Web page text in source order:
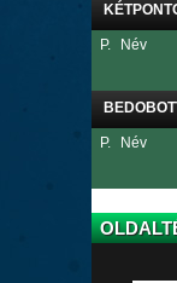
P. Név
P. Név